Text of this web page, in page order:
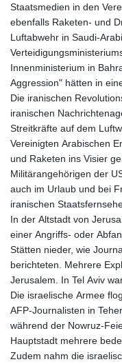
Staatsmedien in den
ebenfalls Raketen- und
Luftabwehr in Saudi-
Innenministerium in
Aggression" hätten in
Die iranischen
iranischen
Streitkräfte auf dem
Vereinigten Arabischen
und Raketen ins Visier
Militärangehörigen der
auch im Urlaub und bei
iranischen
In der Altstadt von
einer Angriffs- oder
Stätten nieder, wie
berichteten. Mehrere Explosionen erschütterten das Zentrum von
Jerusalem. In Tel Aviv
Die israelische Armee
AFP-Journalisten in
während der Nowruz-
Hauptstadt mehrere
Zudem nahm die